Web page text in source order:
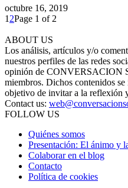
octubre 16, 2019
1 2Page 1 of 2
ABOUT US
Los análisis, artículos y/o
nuestros perfiles de las redes
opinión de CONVERSACION
miembros. Dichos contenidos
objetivo de invitar a la reflexión
Contact us:
FOLLOW US
Quiénes somos
Presentación: El ánimo y
Colaborar en el blog
Contacto
Política de cookies